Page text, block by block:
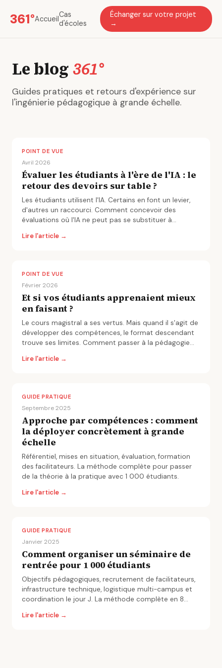
361°AccueilCas
d'écoles
Échanger sur votre projet
→
Le blog 361°
Guides pratiques et retours d'expérience sur
l'ingénierie pédagogique à grande échelle.
POINT DE VUE
Avril 2026
Évaluer les étudiants à l'ère de l'IA : le
retour des devoirs sur table ?
Les étudiants utilisent l'IA. Certains en font un levier,
d'autres un raccourci. Comment concevoir des
évaluations où l'IA ne peut pas se substituer à
Lire l'article →
POINT DE VUE
Février 2026
Et si vos étudiants apprenaient mieux
en faisant ?
Le cours magistral a ses vertus. Mais quand il s'agit de
développer des compétences, le format descendant
trouve ses limites. Comment passer à la pédagogie
Lire l'article →
GUIDE PRATIQUE
Septembre 2025
Approche par compétences : comment
la déployer concrètement à grande
échelle
Référentiel, mises en situation, évaluation, formation
des facilitateurs. La méthode complète pour passer
de la théorie à la pratique avec 1 000 étudiants.
Lire l'article →
GUIDE PRATIQUE
Janvier 2025
Comment organiser un séminaire de
rentrée pour 1 000 étudiants
Objectifs pédagogiques, recrutement de facilitateurs,
infrastructure technique, logistique multi-campus et
coordination le jour J. La méthode complète en 8
Lire l'article →